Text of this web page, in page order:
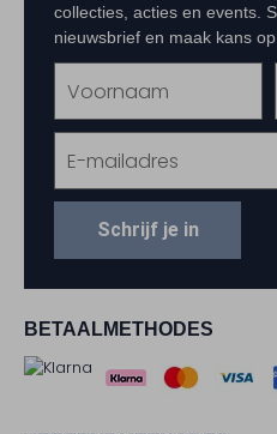
BETAALMETHODES
collecties, acties en events.
nieuwsbrief en maak kans
Schrijf je in